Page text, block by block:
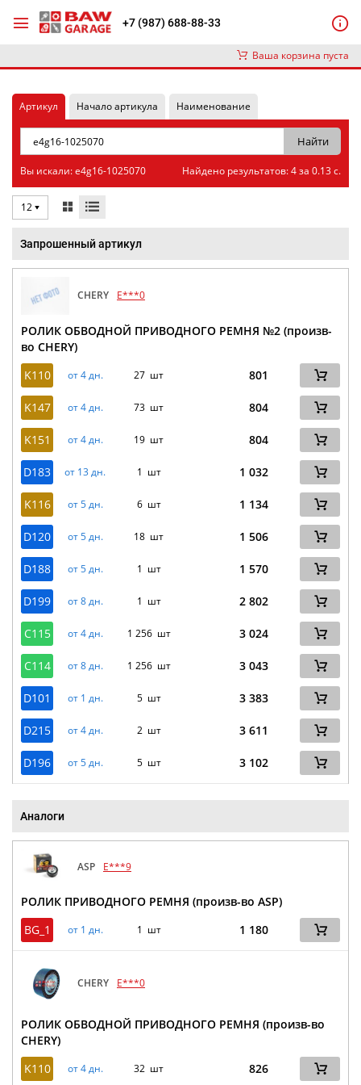
+7 (987) 688-88-33
Ваша корзина пуста
Артикул Начало артикула Наименование
Вы искали: e4g16-1025070 Найдено результатов: 4 за 0.13 с.
12
Запрошенный артикул
CHERY E***0
РОЛИК ОБВОДНОЙ ПРИВОДНОГО РЕМНЯ №2 (произв-
во CHERY)
K110
от 4 дн. 27 шт 801
K147 от 4 дн. 73 шт 804
K151 от 4 дн. 19 шт 804
D183 от 13 дн. 1 шт 1 032
K116 от 5 дн. 6 шт 1 134
D120 от 5 дн. 18 шт 1 506
D188 от 5 дн. 1 шт 1 570
D199 от 8 дн. 1 шт 2 802
C115 от 4 дн. 1 256 шт 3 024
C114 от 8 дн. 1 256 шт 3 043
D101 от 1 дн. 5 шт 3 383
D215 от 4 дн. 2 шт 3 611
D196 от 5 дн. 5 шт 3 102
Аналоги
ASP E***9
РОЛИК ПРИВОДНОГО РЕМНЯ (произв-во ASP)
BG_1
от 1 дн. 1 шт 1 180
CHERY E***0
РОЛИК ОБВОДНОЙ ПРИВОДНОГО РЕМНЯ (произв-во
CHERY)
K110
от 4 дн. 32 шт 826